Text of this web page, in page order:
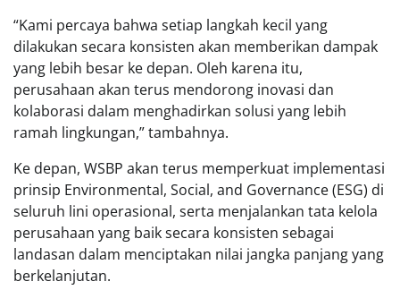
“Kami percaya bahwa setiap langkah kecil yang
dilakukan secara konsisten akan memberikan dampak
yang lebih besar ke depan. Oleh karena itu,
perusahaan akan terus mendorong inovasi dan
kolaborasi dalam menghadirkan solusi yang lebih
ramah lingkungan,” tambahnya.
Ke depan, WSBP akan terus memperkuat implementasi
prinsip Environmental, Social, and Governance (ESG) di
seluruh lini operasional, serta menjalankan tata kelola
perusahaan yang baik secara konsisten sebagai
landasan dalam menciptakan nilai jangka panjang yang
berkelanjutan.